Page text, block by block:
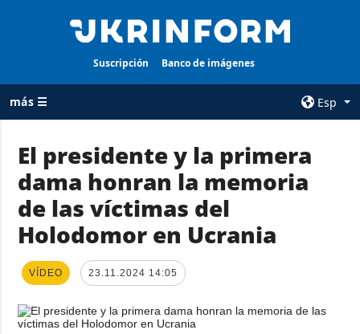
Suscripción Banco de imágenes
más ☰
Esp
TODAS LAS
CATEGORÍAS
Guerra
Reconstrucción
de Ucrania
Economía
AGENCIA
sobre la agencia
contacto
El presidente y la primera
dama honran la memoria
de las víctimas del
Holodomor en Ucrania
VÍDEO 23.11.2024 14:05